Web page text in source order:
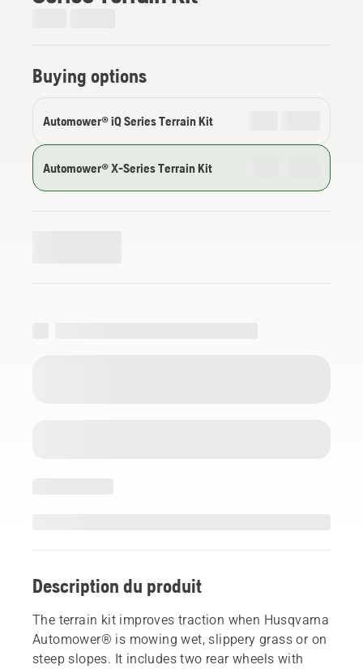
Buying options
Automower® iQ Series Terrain Kit
Automower® X-Series Terrain Kit
Description du produit
The terrain kit improves traction when Husqvarna
Automower® is mowing wet, slippery grass or on
steep slopes. It includes two rear wheels with